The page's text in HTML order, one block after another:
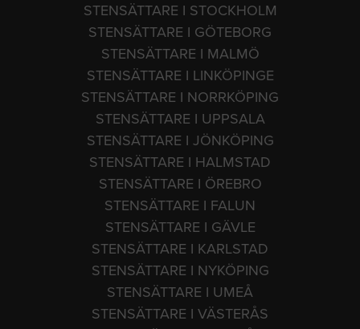
STENSÄTTARE I STOCKHOLM
STENSÄTTARE I GÖTEBORG
STENSÄTTARE I MALMÖ
STENSÄTTARE I LINKÖPINGE
STENSÄTTARE I NORRKÖPING
STENSÄTTARE I UPPSALA
STENSÄTTARE I JÖNKÖPING
STENSÄTTARE I HALMSTAD
STENSÄTTARE I ÖREBRO
STENSÄTTARE I FALUN
STENSÄTTARE I GÄVLE
STENSÄTTARE I KARLSTAD
STENSÄTTARE I NYKÖPING
STENSÄTTARE I UMEÅ
STENSÄTTARE I VÄSTERÅS